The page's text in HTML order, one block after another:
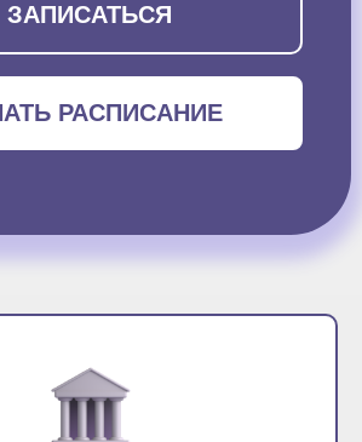
РАСПИСАНИЕ
ЗАПИСАТЬСЯ